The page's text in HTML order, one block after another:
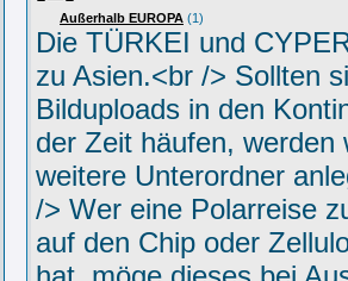
Außerhalb EUROPA (1)
Die TÜRKEI und
zu Asien.<br /> Sollten
Bilduploads in den
der Zeit häufen, werden
weitere Unterordner
/> Wer eine Polarreise
auf den Chip oder